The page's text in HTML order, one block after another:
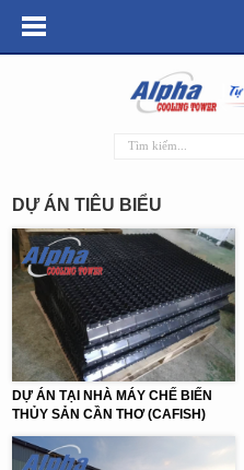
DỰ ÁN TIÊU BIỂU
DỰ ÁN TẠI NHÀ MÁY CHẾ BIẾN
THỦY SẢN CẦN THƠ (CAFISH)